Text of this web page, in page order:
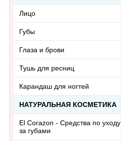
Лицо
Губы
Глаза и брови
Тушь для ресниц
Карандаш для ногтей
НАТУРАЛЬНАЯ КОСМЕТИКА
El Corazon - Средства по уходу
за губами